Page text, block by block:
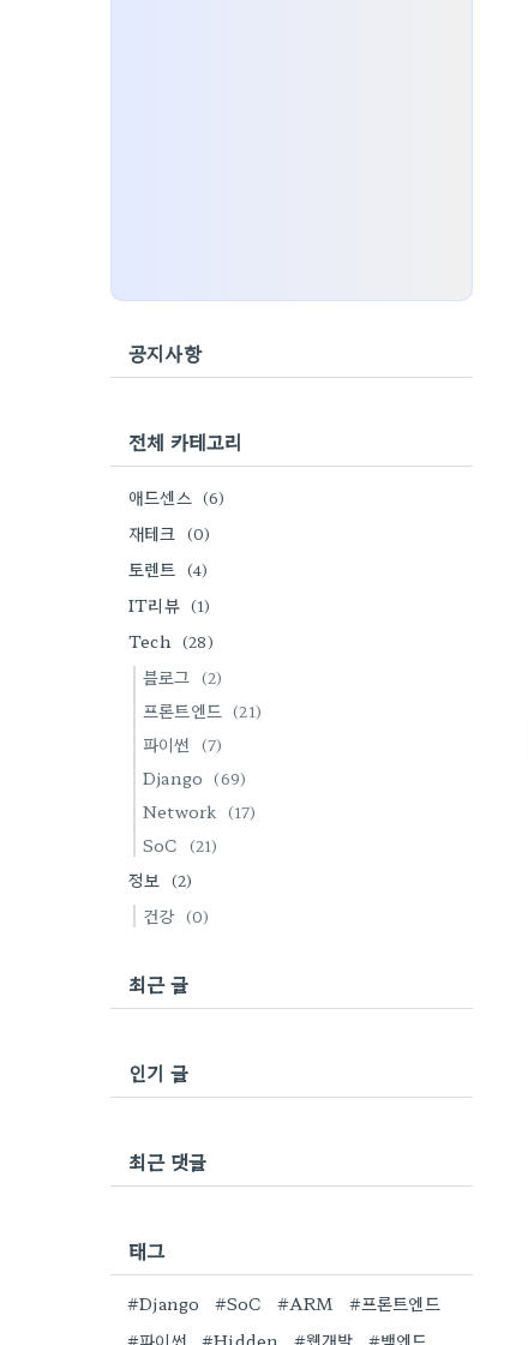
공지사항
전체 카테고리
애드센스 (6)
재테크 (0)
토렌트 (4)
IT리뷰 (1)
Tech (28)
블로그 (2)
프론트엔드 (21)
파이썬 (7)
Django (69)
Network (17)
SoC (21)
정보 (2)
건강 (0)
최근 글
인기 글
최근 댓글
태그
#Django #SoC #ARM
#프론트엔드
#파이썬
#Hidden #웹개발 #백엔드